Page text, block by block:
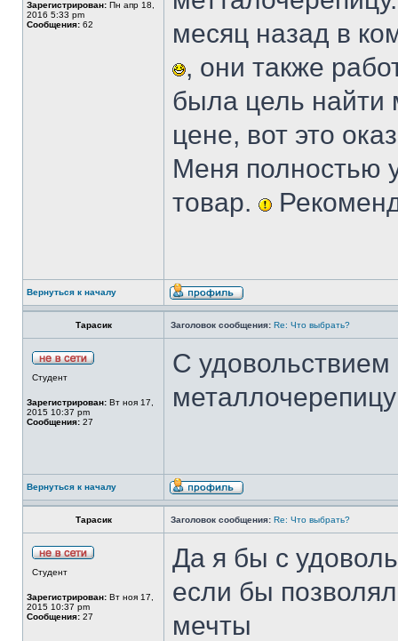
Зарегистрирован: Пн апр 18,
2016 5:33 pm
Сообщения: 62
месяц назад в
, они также
была цель найти
цене, вот это
Меня полностью
товар.
Вернуться к началу
Тарасик Заголовок сообщения: Re: Что выбрать?
Студент
Зарегистрирован: Вт ноя 17,
2015 10:37 pm
Сообщения: 27
С
Вернуться к началу
Тарасик Заголовок сообщения: Re: Что выбрать?
Студент
Зарегистрирован: Вт ноя 17,
2015 10:37 pm
Сообщения: 27
Да я бы с
если бы
мечты